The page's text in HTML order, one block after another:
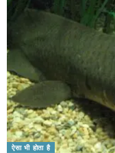
ऐसा भी होता है